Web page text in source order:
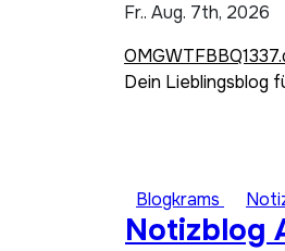
Fr.. Aug. 7th, 2026
Dein Lieblingsblog
Blogkrams
Notizblog